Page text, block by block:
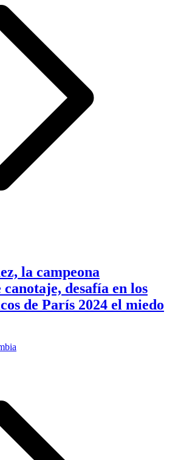
la campeona
desafía en los
de París 2024 el miedo